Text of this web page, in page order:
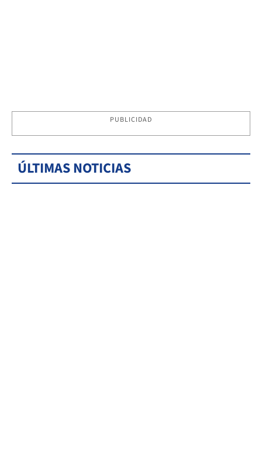
PUBLICIDAD
ÚLTIMAS NOTICIAS